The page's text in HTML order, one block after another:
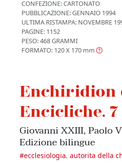
CONFEZIONE:CARTONATO
PUBBLICAZIONE:GENNAIO 1994
ULTIMA RISTAMPA: NOVEMBRE
PAGINE: 1152
PESO: 468 GRAMMI
FORMATO: 120 X 170 mm
Enchiridion
Encicliche. 7
Giovanni XXIII, Paolo
Edizione bilingue
#ecclesiologia. autorita della